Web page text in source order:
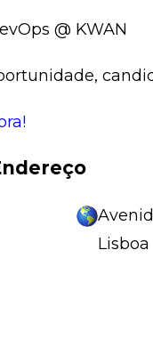
@ KWAN
Lisboa